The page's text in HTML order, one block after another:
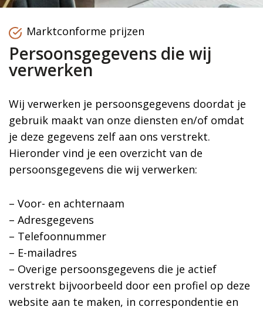
Marktconforme prijzen
Persoonsgegevens die wij
verwerken
Wij verwerken je persoonsgegevens doordat je
gebruik maakt van onze diensten en/of omdat
je deze gegevens zelf aan ons verstrekt.
Hieronder vind je een overzicht van de
persoonsgegevens die wij verwerken:
– Voor- en achternaam
– Adresgegevens
– Telefoonnummer
– E-mailadres
– Overige persoonsgegevens die je actief
verstrekt bijvoorbeeld door een profiel op deze
website aan te maken, in correspondentie en